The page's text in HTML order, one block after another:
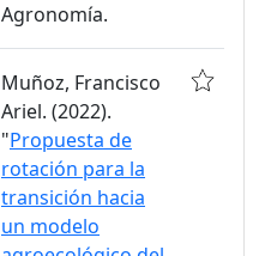
Agronomía.
Muñoz, Francisco
Ariel. (2022).
"Propuesta de
rotación para la
transición hacia
un modelo